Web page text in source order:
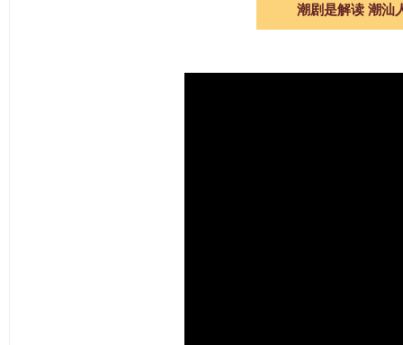
潮剧是解读 潮汕